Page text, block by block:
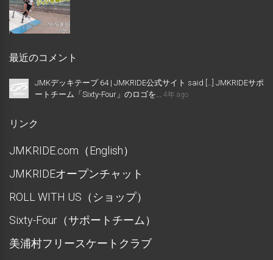
最近のコメント
JMKデッキテープ 64 | JMKRIDE公式サイト said […] JMKRIDEサポ
ートチーム「Sixty-Four」のロゴを...
4年 ago
リンク
JMKRIDE.com（English）
JMKRIDEオープンチャット
ROLL WITH US（ショップ）
Sixty-Four（サポートチーム）
美浦村フリースケートクラブ